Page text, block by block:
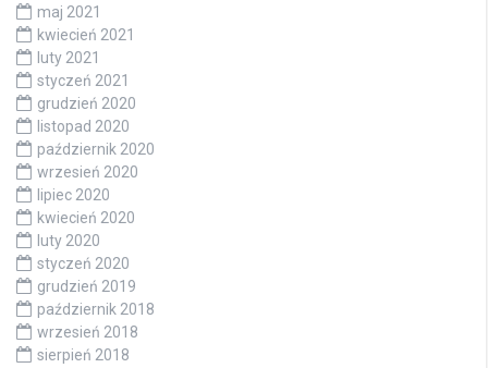
maj 2021
kwiecień 2021
luty 2021
styczeń 2021
grudzień 2020
listopad 2020
październik 2020
wrzesień 2020
lipiec 2020
kwiecień 2020
luty 2020
styczeń 2020
grudzień 2019
październik 2018
wrzesień 2018
sierpień 2018